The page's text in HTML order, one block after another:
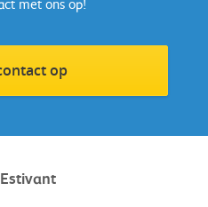
met ons op!
op